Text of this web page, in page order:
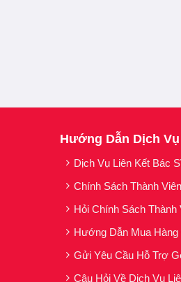
Hướng Dẫn Dịch Vụ
Dịch Vụ Liên Kết Bác
Chính Sách Thành
Hỏi Chính Sách Thành
Hướng Dẫn Mua
Gửi Yêu Cầu Hỗ Trợ
Câu Hỏi Về Dịch Vụ